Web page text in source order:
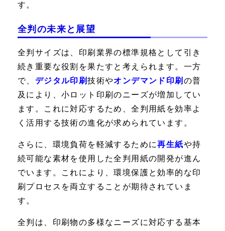
す。
全判の未来と展望
全判サイズは、印刷業界の標準規格として引き
続き重要な役割を果たすと考えられます。一方
で、 デジタル印刷技術やオンデマンド印刷 の普
及により、小ロット印刷のニーズが増加してい
ます。これに対応するため、全判用紙を効率よ
く活用する技術の進化が求められています。
さらに、環境負荷を軽減するために再生紙や持
続可能な素材を使用した全判用紙の開発が進ん
でいます。これにより、環境保護と効率的な印
刷プロセスを両立することが期待されていま
す。
全判は、印刷物の多様なニーズに対応する基本